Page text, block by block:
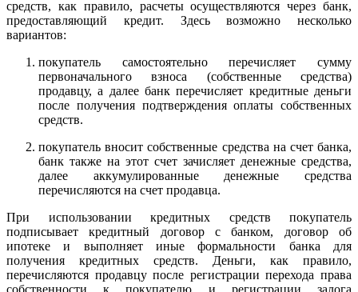
средств, как правило, расчеты осуществляются через банк,
предоставляющий кредит. Здесь возможно несколько
вариантов:
покупатель самостоятельно перечисляет сумму
первоначального взноса (собственные средства)
продавцу, а далее банк перечисляет кредитные деньги
после получения подтверждения оплаты собственных
средств.
покупатель вносит собственные средства на счет банка,
банк также на этот счет зачисляет денежные средства,
далее аккумулированные денежные средства
перечисляются на счет продавца.
При использовании кредитных средств покупатель
подписывает кредитный договор с банком, договор об
ипотеке и выполняет иные формальности банка для
получения кредитных средств. Деньги, как правило,
перечисляются продавцу после регистрации перехода права